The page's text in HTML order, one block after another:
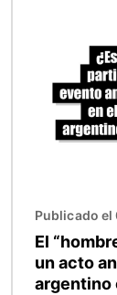
Publicado el
El
un acto
argentino